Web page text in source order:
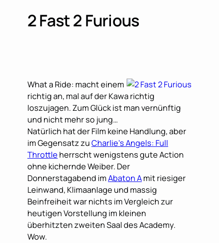
2 Fast 2 Furious
What a Ride: macht einem
richtig an, mal auf der Kawa richtig
loszujagen. Zum Glück ist man vernünftig
und nicht mehr so jung…
Natürlich hat der Film keine Handlung, aber
im Gegensatz zuCharlie’s Angels: Full
Throttle herrscht wenigstens gute Action
ohne kichernde Weiber. Der
Donnerstagabend imAbaton Amit riesiger
Leinwand, Klimaanlage und massig
Beinfreiheit war nichts im Vergleich zur
heutigen Vorstellung im kleinen
überhitzten zweiten Saal des Academy.
Wow.